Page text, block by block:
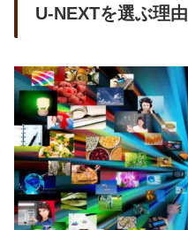
U-NEXTを選ぶ理由